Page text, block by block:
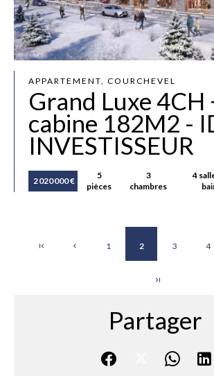
APPARTEMENT, COURCHEVEL
Grand Luxe 4CH
cabine 182M2 -
INVESTISSEUR
2 020 000 €
5
pièces
3
chambres
4
1 2 3 4
Partager